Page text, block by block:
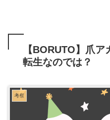
【BORUTO】爪
転生なのでは？
考察